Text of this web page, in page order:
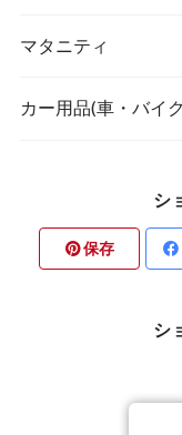
POETIC
キッチングッズ
素材・ハンドメイ
マタニティ
トップス
カー用品(車・バイ
シ
保存
シ